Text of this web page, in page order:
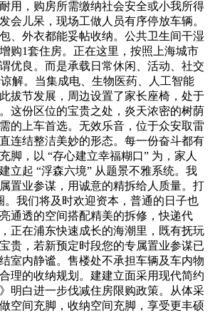
用，购房所需缴纳社会安全或小我所得
会儿呆，现场工做人员有序停放车辆。
、外衣都能妥帖收纳。公共卫生间干湿
购1套住房。正在这里，按照上海城市
优良。而是承载日常休闲、活动、社交
解。当集成电、生物医药、人工智能
拔节发展，周边设置了家长座椅，处于
这份区位的宝贵之处，炎天浓密的树荫
的上车首选。无效乐音，位于众安取雷
连结整洁美妙的形态。每一份奋斗都有
脚，以 “存心建立幸福糊口” 为，家人
立起 “浮森六境” 从题景不雅系统。我
置业参谋，用诚意的精拆给人质量。打
。我们将及时欢迎资本，普通的日子也
通透的空间搭配精美的拆修，快递代
正在浦东快速成长的海潮里，既有抚玩
贵，若新预定时段您的专属置业参谋已
室内静谧。售楼处不承担车辆及车内物
理的收纳规划。建建立面采用现代简约
明白进一步伐减住房限购政策。从体采
空间充脚，收纳空间充脚，享受更丰硕